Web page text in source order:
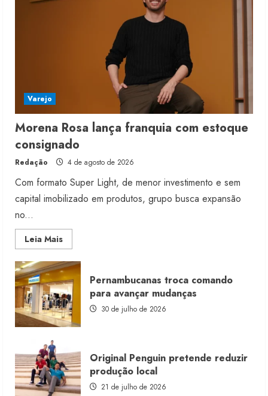
Varejo
Morena Rosa lança franquia com estoque
consignado
Redação 4 de agosto de 2026
Com formato Super Light, de menor investimento e sem
capital imobilizado em produtos, grupo busca expansão
no...
Leia MaisRead
more
Morena
Rosa
lança
franquia
com
estoque
consignado
Pernambucanas troca comando
para avançar mudanças
30 de julho de 2026
Original Penguin pretende reduzir
produção local
21 de julho de 2026